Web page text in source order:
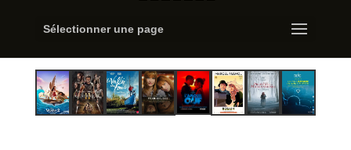
Sélectionner une page